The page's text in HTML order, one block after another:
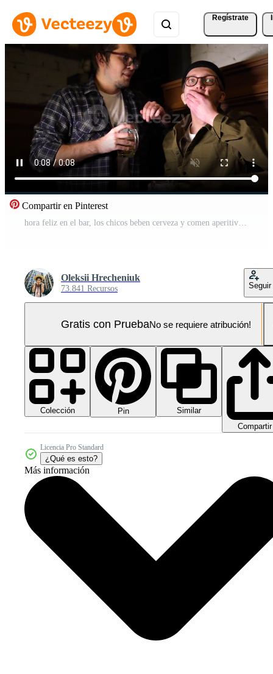
Regístrate
Compartir en Pinterest
hora feliz en el bar, los chicos beben cerveza y comen aperitivos Vídeo Pro
Oleksii Hrecheniuk
73.841 Recursos Seguir
Gratis con PruebaNo se requiere atribución!
Colección Pin
Similar
Compartir
Licencia Pro Standard
¿Qué es esto?
Más información